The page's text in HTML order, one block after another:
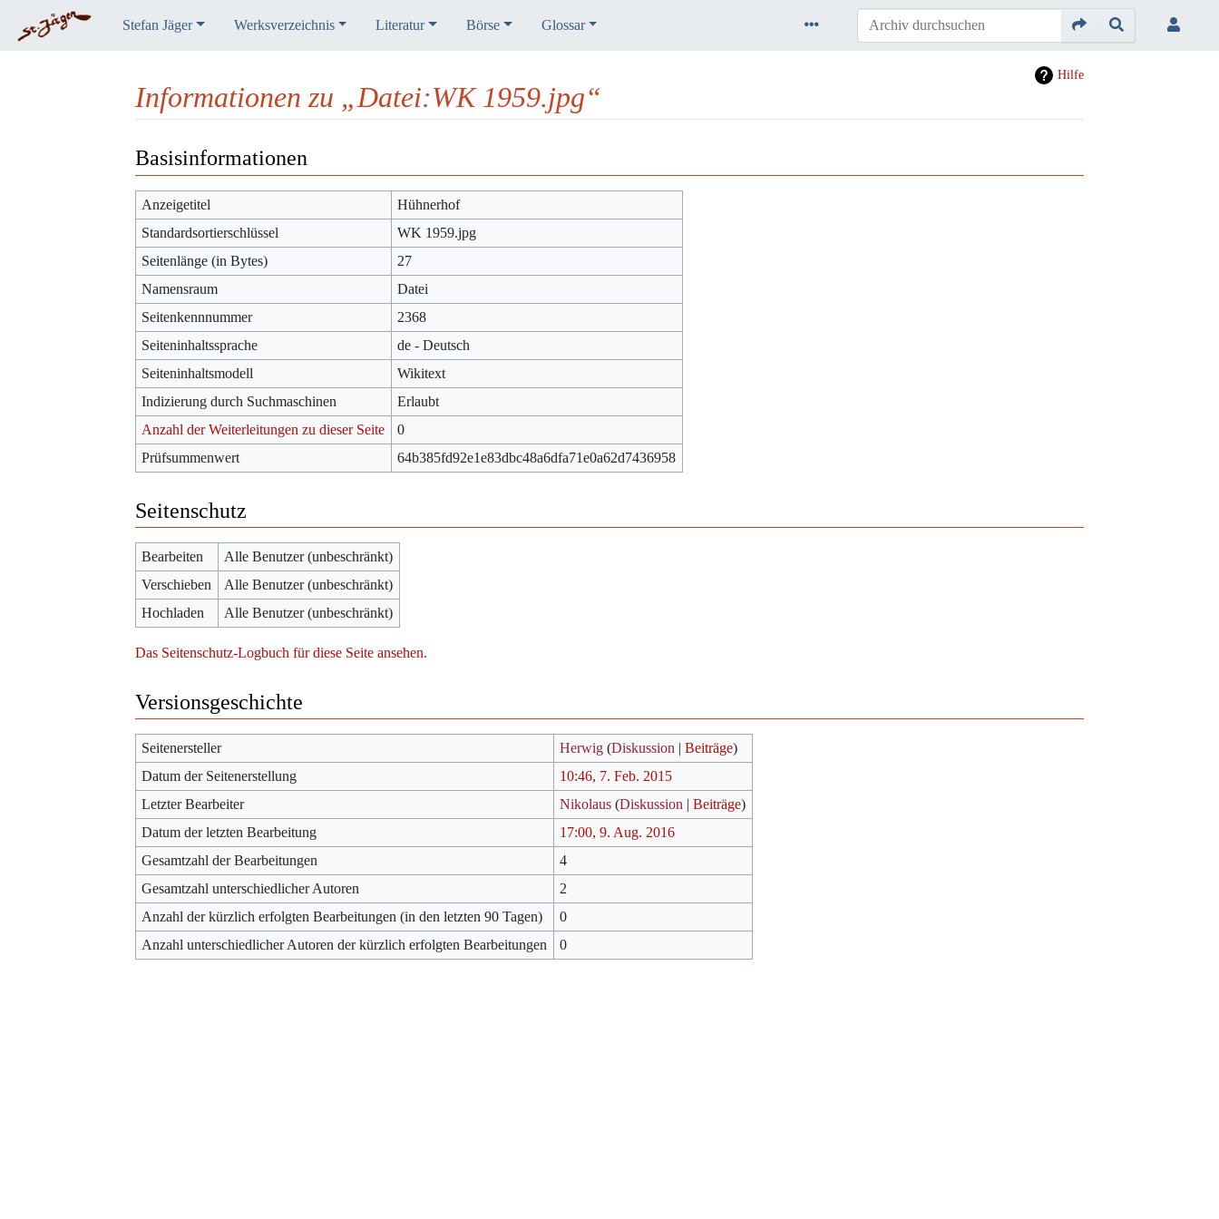
Stefan Jäger Werksverzeichnis Literatur Börse Glossar
Hilfe
Informationen zu „Datei:WK 1959.jpg“
Basisinformationen
Anzeigetitel
Hühnerhof
Standardsortierschlüssel
WK 1959.jpg
Seitenlänge (in Bytes)
27
Namensraum
Datei
Seitenkennnummer
2368
Seiteninhaltssprache
de - Deutsch
Seiteninhaltsmodell
Wikitext
Indizierung durch Suchmaschinen
Erlaubt
Anzahl der Weiterleitungen zu dieser Seite
0
Prüfsummenwert
64b385fd92e1e83dbc48a6dfa71e0a62d7436958
Seitenschutz
Bearbeiten
Alle Benutzer (unbeschränkt)
Verschieben
Alle Benutzer (unbeschränkt)
Hochladen
Alle Benutzer (unbeschränkt)
Das Seitenschutz-Logbuch für diese Seite ansehen.
Versionsgeschichte
Seitenersteller Herwig (Diskussion |Beiträge)
Datum der Seitenerstellung
10:46, 7. Feb. 2015
Letzter Bearbeiter
Nikolaus (Diskussion |Beiträge)
Datum der letzten Bearbeitung
17:00, 9. Aug. 2016
Gesamtzahl der Bearbeitungen
4
Gesamtzahl unterschiedlicher Autoren
2
Anzahl der kürzlich erfolgten Bearbeitungen (in den letzten 90 Tagen)
0
Anzahl unterschiedlicher Autoren der kürzlich erfolgten Bearbeitungen
0